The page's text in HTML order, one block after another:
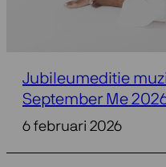
Jubileumeditie
September Me
6 februari 2026